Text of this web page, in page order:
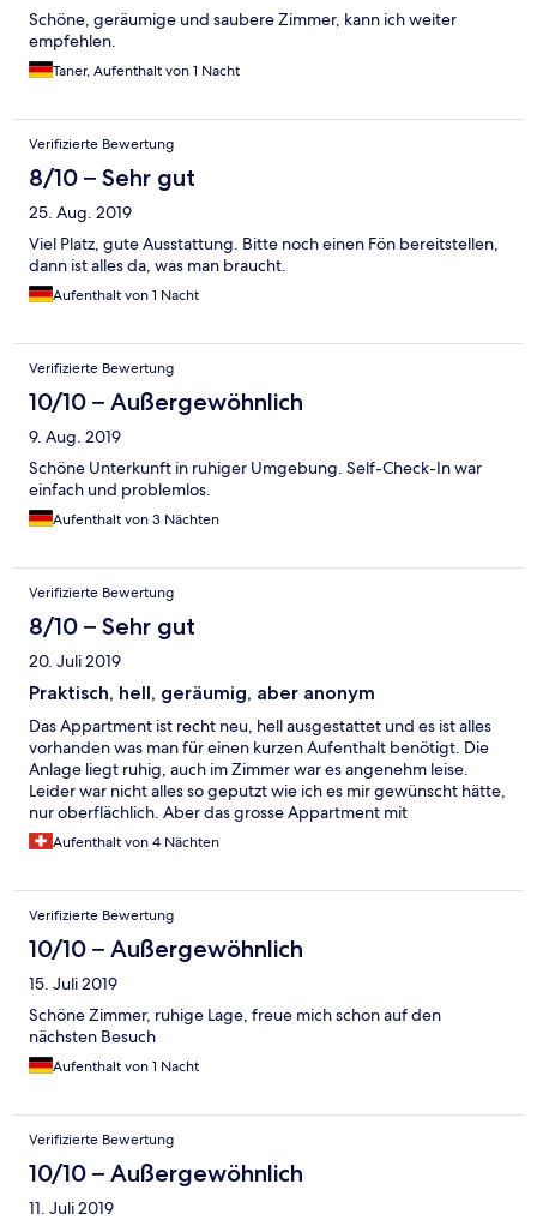
Schöne, geräumige und saubere Zimmer, kann ich weiter
empfehlen.
Taner, Aufenthalt von 1 Nacht
Verifizierte Bewertung
8/10 – Sehr gut
25. Aug. 2019
Viel Platz, gute Ausstattung. Bitte noch einen Fön bereitstellen,
dann ist alles da, was man braucht.
Aufenthalt von 1 Nacht
Verifizierte Bewertung
10/10 – Außergewöhnlich
9. Aug. 2019
Schöne Unterkunft in ruhiger Umgebung. Self-Check-In war
einfach und problemlos.
Aufenthalt von 3 Nächten
Verifizierte Bewertung
8/10 – Sehr gut
20. Juli 2019
Praktisch, hell, geräumig, aber anonym
Das Appartment ist recht neu, hell ausgestattet und es ist alles
vorhanden was man für einen kurzen Aufenthalt benötigt. Die
Anlage liegt ruhig, auch im Zimmer war es angenehm leise.
Leider war nicht alles so geputzt wie ich es mir gewünscht hätte,
nur oberflächlich. Aber das grosse Appartment mit
Aussensitzplatz bleibt aber in positiver Erinnerung. Alles in allem
jedoch sehr anonym, was aber auch den Vorteil hat dass man
Aufenthalt von 4 Nächten
Verifizierte Bewertung
10/10 – Außergewöhnlich
15. Juli 2019
Schöne Zimmer, ruhige Lage, freue mich schon auf den
nächsten Besuch
Aufenthalt von 1 Nacht
Verifizierte Bewertung
10/10 – Außergewöhnlich
11. Juli 2019